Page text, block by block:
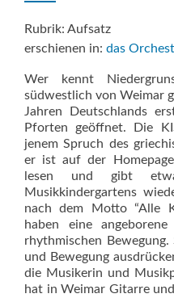
Rubrik: Aufsatz
erschienen in: das
Wer kennt
südwestlich von Weimar
Jahren Deutschlands
Pforten geöffnet. Die
jenem Spruch des
er ist auf der
lesen und gibt
Musikkindergartens
nach dem Motto “Alle
haben eine
rhythmischen
und Bewegung
die Musikerin und
hat in Weimar Gitarre